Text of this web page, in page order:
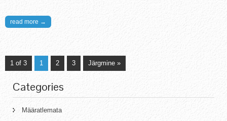
read more →
1 of 3 1 2 3 Järgmine »
Categories
Määratlemata